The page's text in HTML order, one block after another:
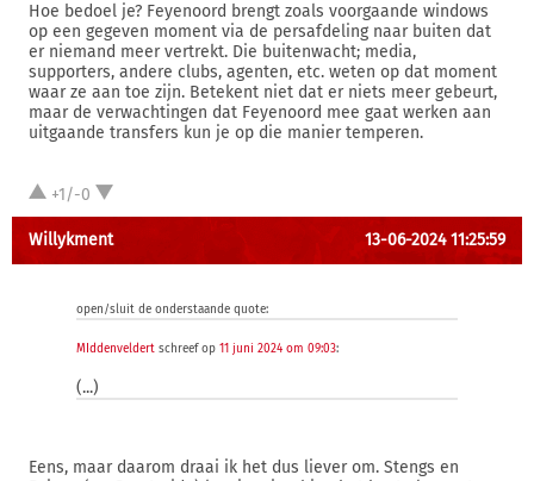
Hoe bedoel je? Feyenoord brengt zoals voorgaande windows
op een gegeven moment via de persafdeling naar buiten dat
er niemand meer vertrekt. Die buitenwacht; media,
supporters, andere clubs, agenten, etc. weten op dat moment
waar ze aan toe zijn. Betekent niet dat er niets meer gebeurt,
maar de verwachtingen dat Feyenoord mee gaat werken aan
uitgaande transfers kun je op die manier temperen.
+1/-0
Willykment 13-06-2024 11:25:59
open/sluit de onderstaande quote:
MIddenveldert schreef op 11 juni 2024 om 09:03:
(...)
Eens, maar daarom draai ik het dus liever om. Stengs en